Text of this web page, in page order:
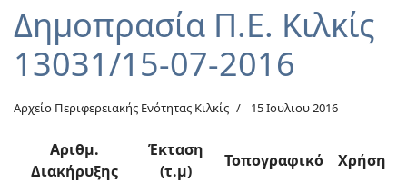
Δημοπρασία Π.Ε. Κιλκίς
13031/15-07-2016
Αρχείο Περιφερειακής Ενότητας Κιλκίς 15 Ιουλιου 2016
Αριθμ.
Διακήρυξης
Έκταση
(τ.μ)
Τοπογραφικό Χρήση